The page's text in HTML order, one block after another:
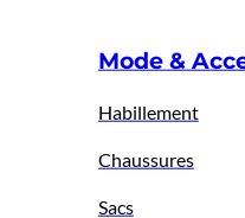
Mode &
Habillement
Chaussures
Sacs